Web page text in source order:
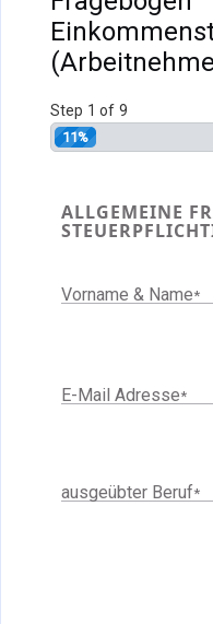
Step 1 of 9
11%
ALLGEMEINE
Vorname & Name*
E-Mail Adresse*
ausgeübter Beruf*